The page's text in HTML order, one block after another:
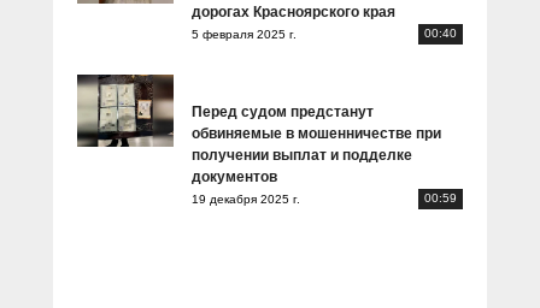
дорогах Красноярского края
5 февраля 2025 г. 00:40
Перед судом предстанут
обвиняемые в мошенничестве при
получении выплат и подделке
документов
19 декабря 2025 г. 00:59